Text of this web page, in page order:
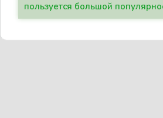
пользуется большой